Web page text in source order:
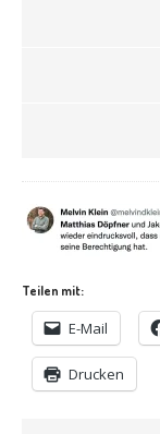
Teilen mit:
E-Mail
Drucken